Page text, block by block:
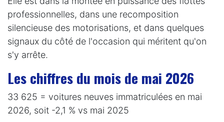
professionnelles, dans une recomposition
silencieuse des motorisations, et dans quelques
signaux du côté de l'occasion qui méritent qu'on
s'y arrête.
Les chiffres du mois de mai 2026
33 625 = voitures neuves immatriculées en mai
2026, soit -2,1 % vs mai 2025